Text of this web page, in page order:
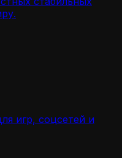
игр, соцсетей и